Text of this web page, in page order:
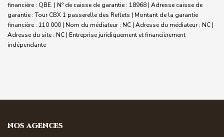
financière : QBE. | N° de caisse de garantie : 18968 | Adresse caisse de
garantie : Tour CBX 1 passerelle des Reflets | Montant de la garantie
financière : 110 000 | Nom du médiateur : NC | Adresse du médiateur : NC |
Adresse du site : NC | Entreprise juridiquement et financièrement
indépendante
NOS AGENCES